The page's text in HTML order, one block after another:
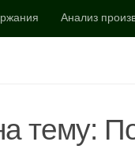
Анализ
тему: